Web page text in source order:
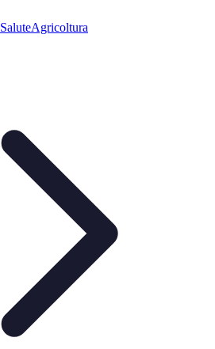
SaluteAgricoltura